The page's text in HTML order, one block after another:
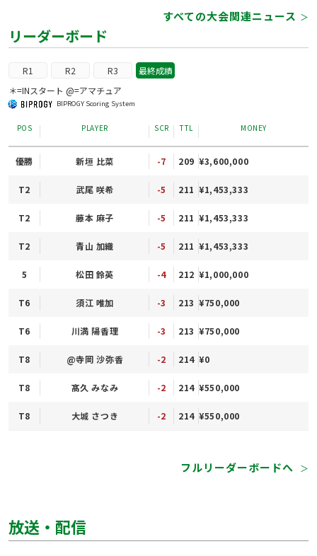
すべての大会関連ニュース ＞
リーダーボード
R1 R2 R3 最終成績
BIPROGY Scoring System
＊=INスタート @=アマチュア
POS PLAYER SCR TTL MONEY
優勝 新垣 比菜 -7 209 ¥3,600,000
T2 武尾 咲希 -5 211 ¥1,453,333
T2 藤本 麻子 -5 211 ¥1,453,333
T2 青山 加織 -5 211 ¥1,453,333
5 松田 鈴英 -4 212 ¥1,000,000
T6 須江 唯加 -3 213 ¥750,000
T6 川満 陽香理 -3 213 ¥750,000
T8 @寺岡 沙弥香 -2 214 ¥0
T8 髙久 みなみ -2 214 ¥550,000
T8 大城 さつき -2 214 ¥550,000
フルリーダーボードへ ＞
放送・配信